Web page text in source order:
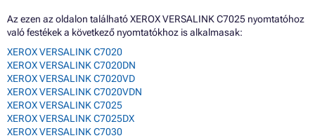
Az ezen az oldalon található XEROX VERSALINK C7025 nyomtatóhoz
való festékek a következő nyomtatókhoz is alkalmasak:
XEROX VERSALINK C7020
XEROX VERSALINK C7020DN
XEROX VERSALINK C7020VD
XEROX VERSALINK C7020VDN
XEROX VERSALINK C7025
XEROX VERSALINK C7025DX
XEROX VERSALINK C7030